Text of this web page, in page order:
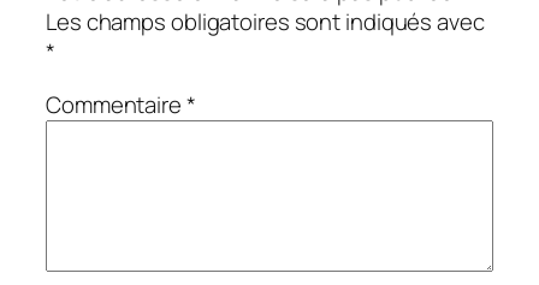
Les champs obligatoires sont indiqués avec
*
Commentaire*